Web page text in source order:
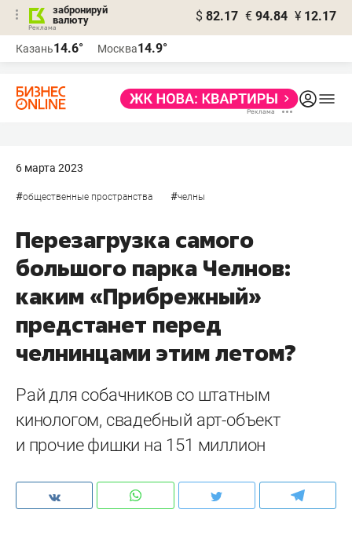
забронируй
валюту
$ 82.17 € 94.84 ¥ 12.17
Казань14.6° Москва14.9°
6 марта 2023
#общественные пространства #челны
Перезагрузка самого
большого парка Челнов:
каким «Прибрежный»
предстанет перед
челнинцами этим летом?
Рай для собачников со штатным
кинологом, свадебный арт-объект
и прочие фишки на 151 миллион